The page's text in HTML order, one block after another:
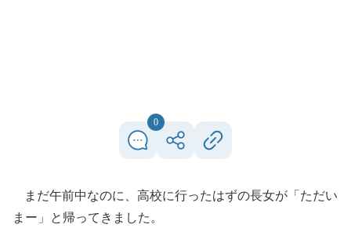
0
まだ午前中なのに、高校に行ったはずの長女が「ただい
まー」と帰ってきました。